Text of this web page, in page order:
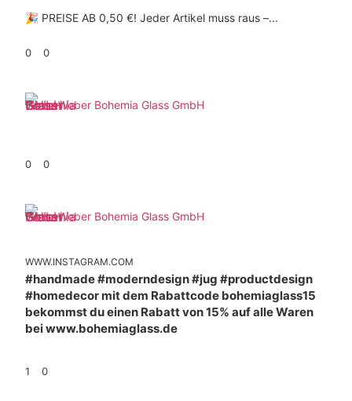
🎉 PREISE AB 0,50 €! Jeder Artikel muss raus –...
0 0
Weber Bohemia Glass GmbH
0 0
Weber Bohemia Glass GmbH
WWW.INSTAGRAM.COM
#handmade #moderndesign #jug #productdesign
#homedecor mit dem Rabattcode bohemiaglass15
bekommst du einen Rabatt von 15% auf alle Waren
bei www.bohemiaglass.de
1 0